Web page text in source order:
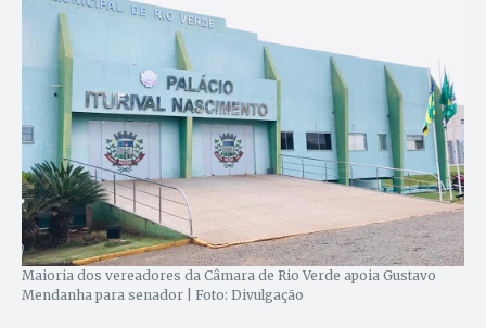
Maioria dos vereadores da Câmara de Rio Verde apoia Gustavo
Mendanha para senador | Foto: Divulgação